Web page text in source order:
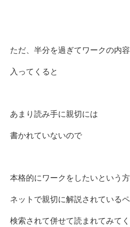
ただ、半分を過ぎてワークの内
入ってくると
あまり読み手に親切には
書かれていないので
本格的にワークをしたいという
ネットで親切に解説されている
検索されて併せて読まれてみてく